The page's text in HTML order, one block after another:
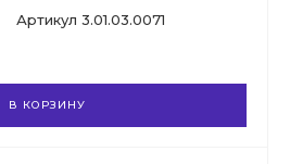
Артикул 3.01.03.0071
В КОРЗИНУ